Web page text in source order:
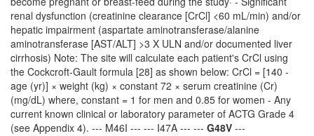
renal dysfunction (creatinine clearance [CrCl] <60 mL/min) and/or
hepatic impairment (aspartate aminotransferase/alanine
aminotransferase [AST/ALT] >3 X ULN and/or documented liver
cirrhosis) Note: The site will calculate each patient's CrCl using
the Cockcroft-Gault formula [28] as shown below: CrCl = [140 -
age (yr)] × weight (kg) × constant 72 × serum creatinine (Cr)
(mg/dL) where, constant = 1 for men and 0.85 for women - Any
current known clinical or laboratory parameter of ACTG Grade 4
(see Appendix 4). --- M46I --- --- I47A --- --- G48V ---